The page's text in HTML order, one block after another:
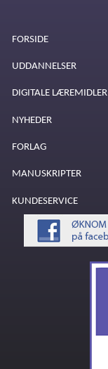
FORSIDE
UDDANNELSER
DIGITALE LÆREMIDLER
NYHEDER
FORLAG
MANUSKRIPTER
KUNDESERVICE